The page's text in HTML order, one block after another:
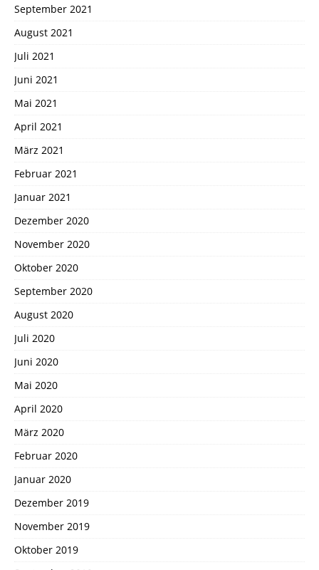
September 2021
August 2021
Juli 2021
Juni 2021
Mai 2021
April 2021
März 2021
Februar 2021
Januar 2021
Dezember 2020
November 2020
Oktober 2020
September 2020
August 2020
Juli 2020
Juni 2020
Mai 2020
April 2020
März 2020
Februar 2020
Januar 2020
Dezember 2019
November 2019
Oktober 2019